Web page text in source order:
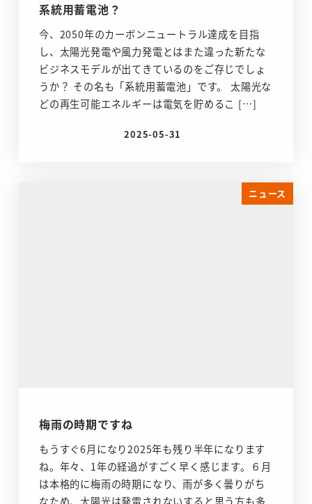
系統用蓄電池？
今、2050年のカーボンニュートラル達成を目指
し、太陽光発電や風力発電とはまた違った新たな
ビジネスモデルが出てきているのをご存じでしょ
うか？ その名も「系統用蓄電池」です。 太陽光な
どの再生可能エネルギーは電気を貯めるこ […]
投稿日
2025-05-31
ニュース
梅雨の時期ですね
もうすぐ6月になり2025年も残り半年になります
ね。年々、1年の経過がすごく早く感じます。６月
は本格的に梅雨の時期になり、雨が多く曇りがち
なため、太陽光は発電されないすると思う方も多